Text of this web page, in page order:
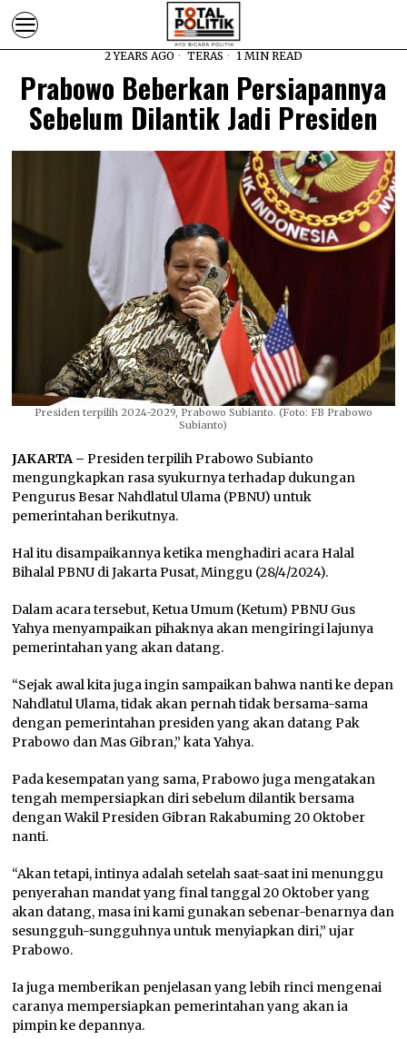
2 YEARS AGO TERAS 1 MIN READ
Prabowo Beberkan Persiapannya
Sebelum Dilantik Jadi Presiden
Presiden terpilih 2024-2029, Prabowo Subianto. (Foto: FB Prabowo
Subianto)
JAKARTA –Presiden terpilih Prabowo Subianto
mengungkapkan rasa syukurnya terhadap dukungan
Pengurus Besar Nahdlatul Ulama (PBNU) untuk
pemerintahan berikutnya.
Hal itu disampaikannya ketika menghadiri acara Halal
Bihalal PBNU di Jakarta Pusat, Minggu (28/4/2024).
Dalam acara tersebut, Ketua Umum (Ketum) PBNU Gus
Yahya menyampaikan pihaknya akan mengiringi lajunya
pemerintahan yang akan datang.
“Sejak awal kita juga ingin sampaikan bahwa nanti ke depan
Nahdlatul Ulama, tidak akan pernah tidak bersama-sama
dengan pemerintahan presiden yang akan datang Pak
Prabowo dan Mas Gibran,” kata Yahya.
Pada kesempatan yang sama, Prabowo juga mengatakan
tengah mempersiapkan diri sebelum dilantik bersama
dengan Wakil Presiden Gibran Rakabuming 20 Oktober
nanti.
“Akan tetapi, intinya adalah setelah saat-saat ini menunggu
penyerahan mandat yang final tanggal 20 Oktober yang
akan datang, masa ini kami gunakan sebenar-benarnya dan
sesungguh-sungguhnya untuk menyiapkan diri,” ujar
Prabowo.
Ia juga memberikan penjelasan yang lebih rinci mengenai
caranya mempersiapkan pemerintahan yang akan ia
pimpin ke depannya.